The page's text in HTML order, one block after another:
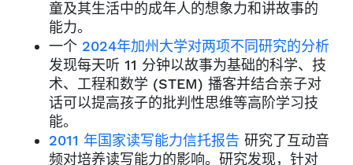
童及其生活中的成年人的想象力和讲故事的
能力。
一个 2024年加州大学对两项不同研究的分析
发现每天听 11 分钟以故事为基础的科学、技
术、工程和数学 (STEM) 播客并结合亲子对
话可以提高孩子的批判性思维等高阶学习技
能。
2011 年国家读写能力信托报告 研究了互动音
频对培养读写能力的影响。研究发现，针对